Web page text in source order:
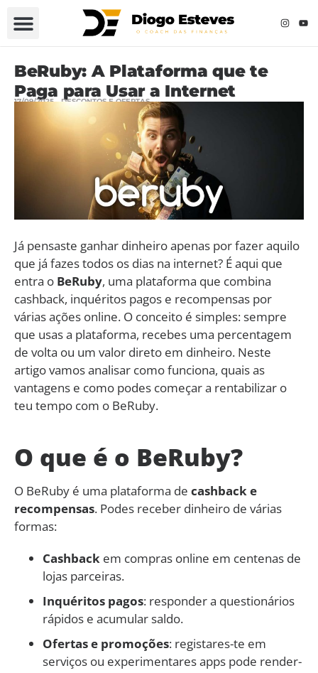
BeRuby: A Plataforma que te
Paga para Usar a Internet
17/09/2025 DESCONTOS E OFERTAS
Já pensaste ganhar dinheiro apenas por fazer aquilo
que já fazes todos os dias na internet? É aqui que
entra o BeRuby, uma plataforma que combina
cashback, inquéritos pagos e recompensas por
várias ações online. O conceito é simples: sempre
que usas a plataforma, recebes uma percentagem
de volta ou um valor direto em dinheiro. Neste
artigo vamos analisar como funciona, quais as
vantagens e como podes começar a rentabilizar o
teu tempo com o BeRuby.
O que é o BeRuby?
O BeRuby é uma plataforma de cashback e
recompensas. Podes receber dinheiro de várias
formas:
Cashback em compras online em centenas de
lojas parceiras.
Inquéritos pagos: responder a questionários
rápidos e acumular saldo.
Ofertas e promoções: registares-te em
serviços ou experimentares apps pode render-